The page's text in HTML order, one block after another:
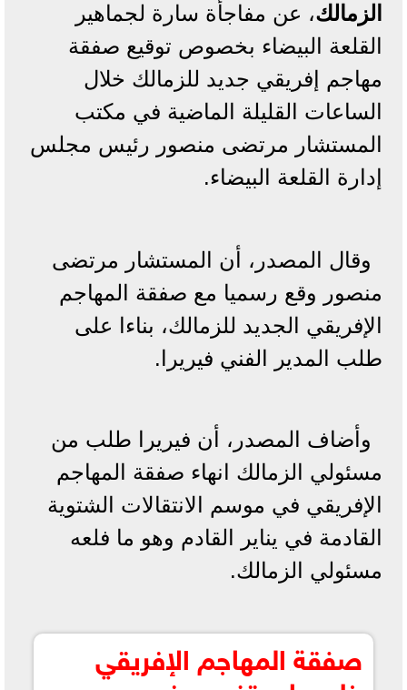
الزمالك، عن مفاجأة سارة لجماهير
القلعة البيضاء بخصوص توقيع صفقة
مهاجم إفريقي جديد للزمالك خلال
الساعات القليلة الماضية في مكتب
المستشار مرتضى منصور رئيس مجلس
إدارة القلعة البيضاء.
وقال المصدر، أن المستشار مرتضى
منصور وقع رسميا مع صفقة المهاجم
الإفريقي الجديد للزمالك، بناءا على
طلب المدير الفني فيريرا.
وأضاف المصدر، أن فيريرا طلب من
مسئولي الزمالك انهاء صفقة المهاجم
الإفريقي في موسم الانتقالات الشتوية
القادمة في يناير القادم وهو ما فلعه
مسئولي الزمالك.
صفقة المهاجم الإفريقي